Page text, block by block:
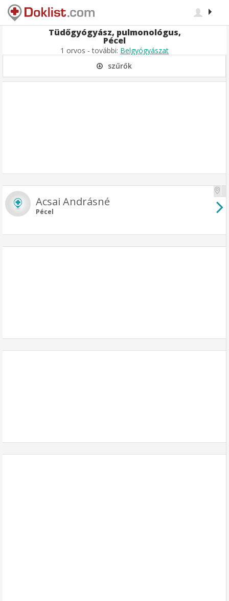
Tüdőgyógyász, pulmonológus,
Pécel
1 orvos - további: Belgyógyászat
szűrők
Acsai Andrásné
Pécel